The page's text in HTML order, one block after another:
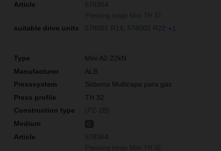
578364
578001 R14 578002 R22 +1
Mini A2-22kN
ALB
Sistema Multicapa para gas
TH 32
(PZ-2B)
578364